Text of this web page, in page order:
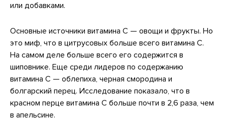
или добавками.
Основные источники витамина С — овощи и фрукты. Но
это миф, что в цитрусовых больше всего витамина С.
На самом деле больше всего его содержится в
шиповнике. Еще среди лидеров по содержанию
витамина C — облепиха, черная смородина и
болгарский перец. Исследование показало, что в
красном перце витамина С больше почти в 2,6 раза, чем
в апельсине.